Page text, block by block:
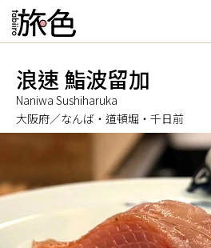
浪速 鮨波留加
Naniwa Sushiharuka
大阪府／なんば・道頓堀・千日前